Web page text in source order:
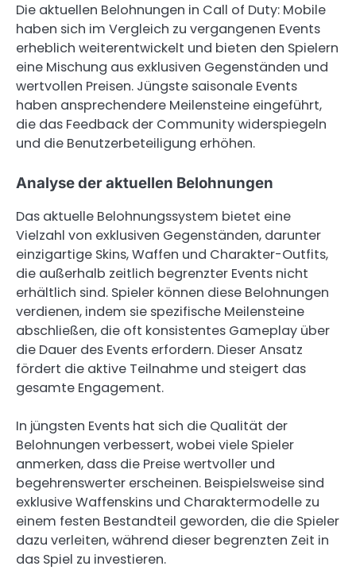
Die aktuellen Belohnungen in Call of Duty: Mobile
haben sich im Vergleich zu vergangenen Events
erheblich weiterentwickelt und bieten den Spielern
eine Mischung aus exklusiven Gegenständen und
wertvollen Preisen. Jüngste saisonale Events
haben ansprechendere Meilensteine eingeführt,
die das Feedback der Community widerspiegeln
und die Benutzerbeteiligung erhöhen.
Analyse der aktuellen Belohnungen
Das aktuelle Belohnungssystem bietet eine
Vielzahl von exklusiven Gegenständen, darunter
einzigartige Skins, Waffen und Charakter-Outfits,
die außerhalb zeitlich begrenzter Events nicht
erhältlich sind. Spieler können diese Belohnungen
verdienen, indem sie spezifische Meilensteine
abschließen, die oft konsistentes Gameplay über
die Dauer des Events erfordern. Dieser Ansatz
fördert die aktive Teilnahme und steigert das
gesamte Engagement.
In jüngsten Events hat sich die Qualität der
Belohnungen verbessert, wobei viele Spieler
anmerken, dass die Preise wertvoller und
begehrenswerter erscheinen. Beispielsweise sind
exklusive Waffenskins und Charaktermodelle zu
einem festen Bestandteil geworden, die die Spieler
dazu verleiten, während dieser begrenzten Zeit in
das Spiel zu investieren.